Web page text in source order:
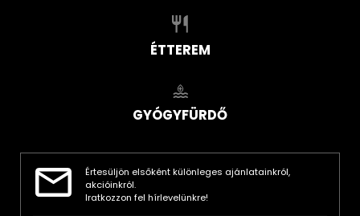
ÉTTEREM
GYÓGYFÜRDŐ
Értesüljön elsőként különleges ajánlatainkról,
akcióinkról.
Iratkozzon fel hírlevelünkre!